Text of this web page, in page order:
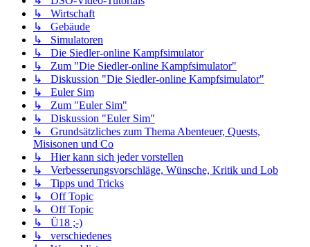
↳ Wirtschaft
↳ Gebäude
↳ Simulatoren
↳ Die Siedler-online Kampfsimulator
↳ Zum "Die Siedler-online Kampfsimulator"
↳ Diskussion "Die Siedler-online Kampfsimulator"
↳ Euler Sim
↳ Zum "Euler Sim"
↳ Diskussion "Euler Sim"
↳ Grundsätzliches zum Thema Abenteuer, Quests,
Misisonen und Co
↳ Hier kann sich jeder vorstellen
↳ Verbesserungsvorschläge, Wünsche, Kritik und Lob
↳ Tipps und Tricks
↳ Off Topic
↳ Off Topic
↳ Ü18 ;-)
↳ verschiedenes